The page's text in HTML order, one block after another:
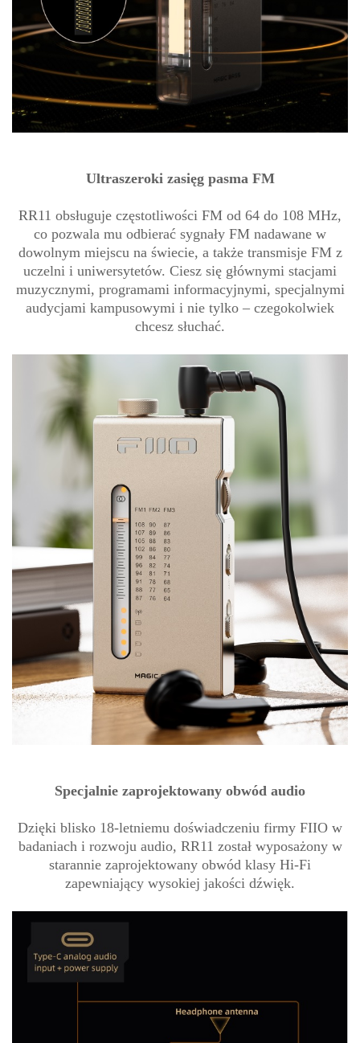
Ultraszeroki zasięg pasma FM
RR11 obsługuje częstotliwości FM od 64 do 108 MHz,
co pozwala mu odbierać sygnały FM nadawane w
dowolnym miejscu na świecie, a także transmisje FM z
uczelni i uniwersytetów. Ciesz się głównymi stacjami
muzycznymi, programami informacyjnymi, specjalnymi
audycjami kampusowymi i nie tylko – czegokolwiek
chcesz słuchać.
Specjalnie zaprojektowany obwód audio
Dzięki blisko 18-letniemu doświadczeniu firmy FIIO w
badaniach i rozwoju audio, RR11 został wyposażony w
starannie zaprojektowany obwód klasy Hi-Fi
zapewniający wysokiej jakości dźwięk.